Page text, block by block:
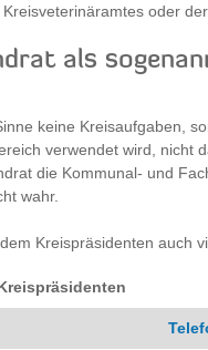
oder
als
keine Kreisaufgaben,
verwendet wird, nicht
die Kommunal- und
wahr.
Kreispräsidenten auch